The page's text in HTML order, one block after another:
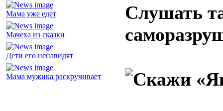
Мама уже едет
Мачеха из сказки
Дети его ненавидят
Мама мужика раскручивает
Слушать